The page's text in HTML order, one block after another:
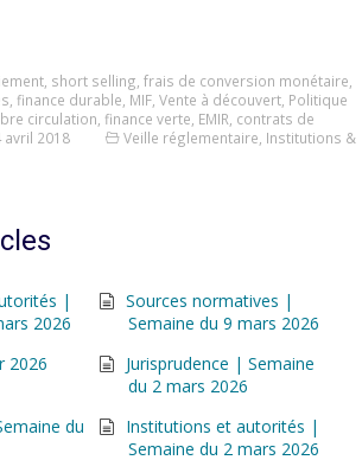
short selling frais de conversion monétaire
finance durable MIF Vente à découvert Politique
circulation finance verte EMIR contrats de
avril 2018 Veille réglementaire Institutions &
|
2026
Sources normatives |
Semaine du 9 mars 2026
2026
Jurisprudence | Semaine
du 2 mars 2026
du
Institutions et autorités |
Semaine du 2 mars 2026